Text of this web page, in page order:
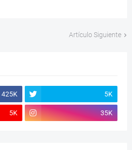
Artículo Siguiente
425K 5K
5K 35K